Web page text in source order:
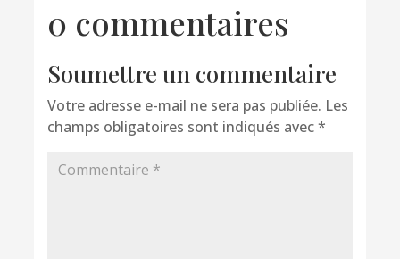
0 commentaires
Soumettre un commentaire
Votre adresse e-mail ne sera pas publiée. Les
champs obligatoires sont indiqués avec*